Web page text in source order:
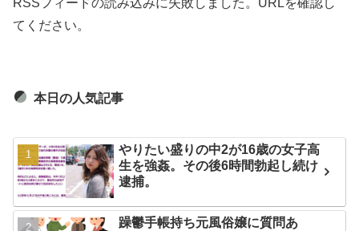
RSSフィードの読み込みに失敗しました。URLを確認し
てください。
本日の人気記事
やりたい盛りの中2が16歳の女子高
生を強姦。その後6時間勃起し続け
逮捕。
躁鬱手帳持ち元風俗嬢に質問あ